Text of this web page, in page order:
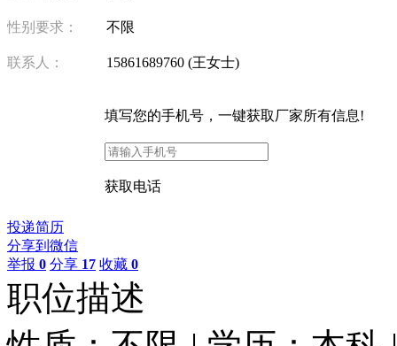
性别要求： 不限
联系人： 15861689760 (王女士)
填写您的手机号 ，一键获取厂家所有信息!
获取电话
投递简历
分享到微信
举报 0 分享 17 收藏 0
职位描述